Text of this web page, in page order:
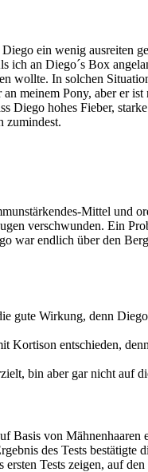
ein wenig ausreiten
ich an Diego´s Box
wollte. In solchen
meinem Pony, aber er
Diego hohes Fieber,
zumindest.
Mittel und
verschwunden. Ein
war endlich über den
gute Wirkung, denn
Kortison entschieden,
bin aber gar nicht auf
Basis von
des Tests
Tests zeigen, auf